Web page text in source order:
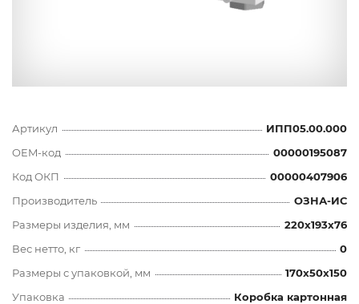
Артикул
ИПП05.00.000
OEM-код
00000195087
Код ОКП
00000407906
Производитель
ОЗНА-ИС
Размеры изделия, мм
220x193x76
Вес нетто, кг
0
Размеры с упаковкой, мм
170x50x150
Упаковка
Коробка картонная